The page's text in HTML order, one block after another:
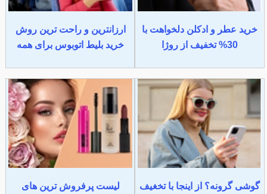
خرید عطر و ادکلن دلخواهت با
30% تخفیف از روژا
ارزانترین و راحت ترین روش
خرید بلیط اتوبوس برای همه
گوشی گرونه؟ از اینجا با تخغیف لیست پرفروش ترین های